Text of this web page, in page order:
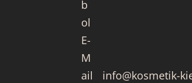
info@kosmetik-